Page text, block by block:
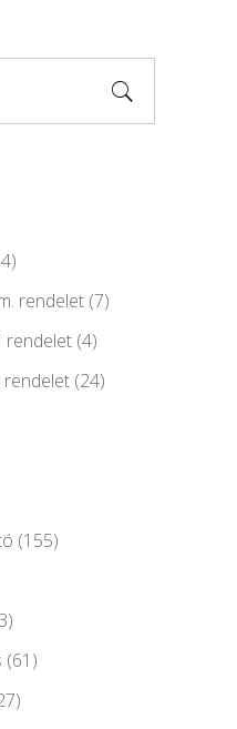
rendelet (7)
rendelet (4)
rendelet (24)
(155)
(61)